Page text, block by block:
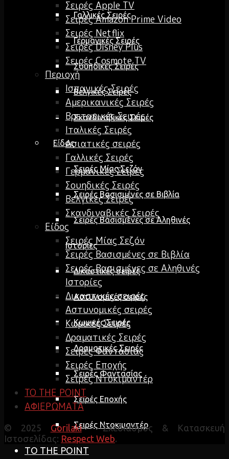
Γαλλικές Σειρές
Γερμανικές Σειρές
Σουηδικές Σειρές
Βελγικές Σειρές
Σκανδιναβικές Σειρές
Είδος
Σειρές Μίας Σεζόν
Σειρές Βασισμένες σε Βιβλία
Σειρές Βασισμένες σε Αληθινές
Ιστορίες
Δικαστικές σειρές
Αστυνομικές σειρές
Κωμικές Σειρές
Δραματικές Σειρές
Σειρές Φαντασίας
Σειρές Εποχής
Σειρές Ντοκιμαντέρ
TO THE POINT
Σειρές Apple TV
Σειρές Amazon Prime Video
Σειρές Netflix
Σειρές Disney Plus
Σειρές Cosmote TV
Περιοχή
Ισπανικές Σειρές
Αμερικανικές Σειρές
Βρετανικές Σειρές
Ιταλικές Σειρές
Ασιατικές σειρές
Γαλλικές Σειρές
Γερμανικές Σειρές
Σουηδικές Σειρές
Βελγικές Σειρές
Σκανδιναβικές Σειρές
Είδος
Σειρές Μίας Σεζόν
Σειρές Βασισμένες σε Βιβλία
Σειρές Βασισμένες σε Αληθινές
Ιστορίες
Δικαστικές σειρές
Αστυνομικές σειρές
Κωμικές Σειρές
Δραματικές Σειρές
Σειρές Φαντασίας
Σειρές Εποχής
Σειρές Ντοκιμαντέρ
TO THE POINT
ΑΦΙΕΡΩΜΑΤΑ
© 2025 Gorilaki- Σχεδιασμός & Κατασκευή
Ιστοσελίδας: Respect Web.